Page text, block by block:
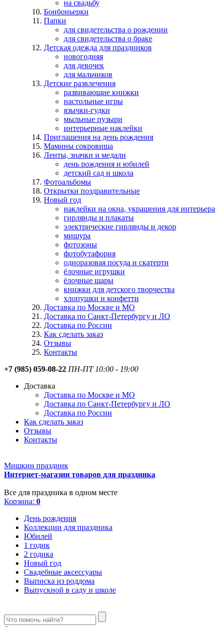
на свадьбу
Бонбоньерки
Папки
для свидетельства о рождении
для свидетельства о браке
Детская одежда для праздников
новогодняя
для девочек
для мальчиков
Детские развлечения
развивающие книжки
настольные игры
язычки-гудки
мыльные пузыри
интерьерные наклейки
Приглашения на день рождения
Мамины сокровища
Ленты, значки и медали
день рождения и юбилей
детский сад и школа
Фотоальбомы
Открытки поздравительные
Новый год
наклейки на окна, украшения для интерьера
гирлянды и плакаты
электрические гирлянды и декор
мишура
фотозоны
фотобутафория
одноразовая посуда и скатерти
ёлочные игрушки
ёлочные шары
книжки для детского творчества
хлопушки и конфетти
Доставка по Москве и МО
Доставка по Санкт-Петербургу и ЛО
Доставка по России
Как сделать заказ
Отзывы
Контакты
+7 (985) 059-08-22 ПН-ПТ 10:00 - 19:00
Доставка
Доставка по Москве и МО
Доставка по Санкт-Петербургу и ЛО
Доставка по России
Как сделать заказ
Отзывы
Контакты
Мишкин праздник
Интернет-магазин товаров для праздника
Все для праздника в одном месте
Корзина: 0
День рождения
Коллекции для праздника
Юбилей
1 годик
2 годика
Новый год
Свадебные аксессуары
Выписка из роддома
Выпускной в саду и школе